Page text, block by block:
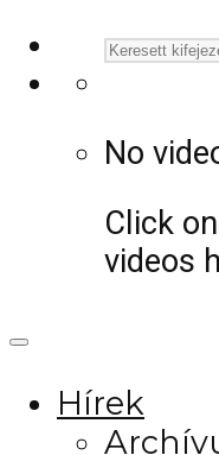
No
Click
videos
Hírek